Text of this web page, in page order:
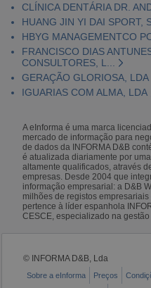
CLÍNICA DENTÁRIA DR.
HUANG JIN YI DAI SPORT,
HBYG MANAGEMENTCO
FRANCISCO DIAS
CONSULTORES, L...
GERAÇÃO GLORIOSA, LDA
IGUARIAS COM ALMA, LDA
A eInforma é uma marca
mercado de informação para
de dados da INFORMA D&B
é atualizada diariamente por
altamente qualificados, através
empresas. Desde 2004 que
informação empresarial: a D&B
milhões de registos empresariais
pertence à líder espanhola
CESCE, especializado na
© INFORMA D&B, Lda
Sobre a eInforma Preços